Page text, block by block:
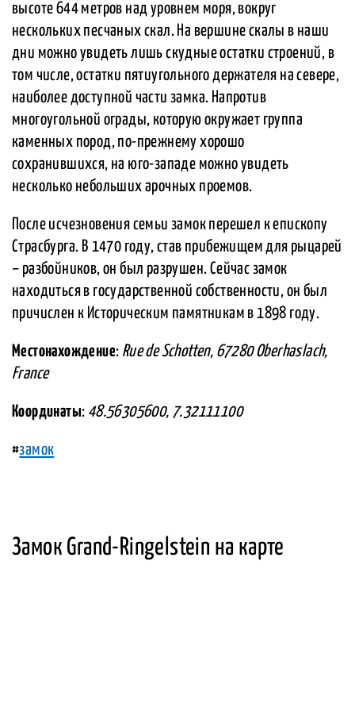
высоте 644 метров над уровнем моря, вокруг
нескольких песчаных скал. На вершине скалы в наши
дни можно увидеть лишь скудные остатки строений, в
том числе, остатки пятиугольного держателя на севере,
наиболее доступной части замка. Напротив
многоугольной ограды, которую окружает группа
каменных пород, по-прежнему хорошо
сохранившихся, на юго-западе можно увидеть
несколько небольших арочных проемов.
После исчезновения семьи замок перешел к епископу
Страсбурга. В 1470 году, став прибежищем для рыцарей
– разбойников, он был разрушен. Сейчас замок
находиться в государственной собственности, он был
причислен к Историческим памятникам в 1898 году.
Местонахождение: Rue de Schotten, 67280 Oberhaslach,
France
Координаты: 48.56305600, 7.32111100
#замок
Замок Grand-Ringelstein на карте